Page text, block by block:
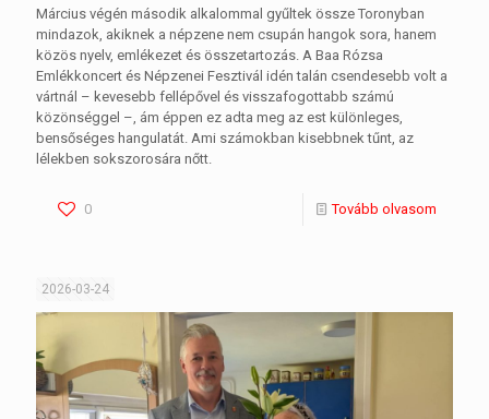
Március végén második alkalommal gyűltek össze Toronyban
mindazok, akiknek a népzene nem csupán hangok sora, hanem
közös nyelv, emlékezet és összetartozás. A Baa Rózsa
Emlékkoncert és Népzenei Fesztivál idén talán csendesebb volt a
vártnál – kevesebb fellépővel és visszafogottabb számú
közönséggel –, ám éppen ez adta meg az est különleges,
bensőséges hangulatát. Ami számokban kisebbnek tűnt, az
lélekben sokszorosára nőtt.
0 Tovább olvasom
2026-03-24